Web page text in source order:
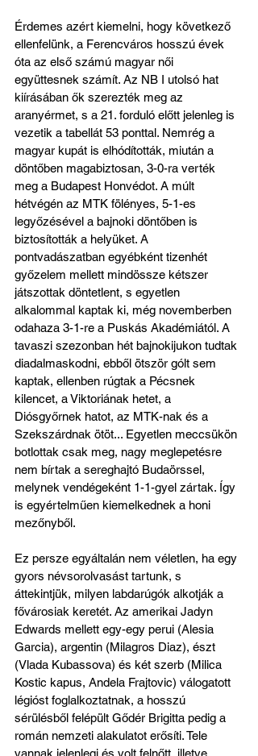
Érdemes azért kiemelni, hogy következő
ellenfelünk, a Ferencváros hosszú évek
óta az első számú magyar női
együttesnek számít. Az NB I utolsó hat
kiírásában ők szerezték meg az
aranyérmet, s a 21. forduló előtt jelenleg is
vezetik a tabellát 53 ponttal. Nemrég a
magyar kupát is elhódították, miután a
döntőben magabiztosan, 3-0-ra verték
meg a Budapest Honvédot. A múlt
hétvégén az MTK fölényes, 5-1-es
legyőzésével a bajnoki döntőben is
biztosították a helyüket. A
pontvadászatban egyébként tizenhét
győzelem mellett mindössze kétszer
játszottak döntetlent, s egyetlen
alkalommal kaptak ki, még novemberben
odahaza 3-1-re a Puskás Akadémiától. A
tavaszi szezonban hét bajnokijukon tudtak
diadalmaskodni, ebből ötször gólt sem
kaptak, ellenben rúgtak a Pécsnek
kilencet, a Viktoriának hetet, a
Diósgyőrnek hatot, az MTK-nak és a
Szekszárdnak ötöt... Egyetlen meccsükön
botlottak csak meg, nagy meglepetésre
nem bírtak a sereghajtó Budaörssel,
melynek vendégeként 1-1-gyel zártak. Így
is egyértelműen kiemelkednek a honi
mezőnyből.
Ez persze egyáltalán nem véletlen, ha egy
gyors névsorolvasást tartunk, s
áttekintjük, milyen labdarúgók alkotják a
fővárosiak keretét. Az amerikai Jadyn
Edwards mellett egy-egy perui (Alesia
Garcia), argentin (Milagros Diaz), észt
(Vlada Kubassova) és két szerb (Milica
Kostic kapus, Andela Frajtovic) válogatott
légióst foglalkoztatnak, a hosszú
sérülésből felépült Gődér Brigitta pedig a
román nemzeti alakulatot erősíti. Tele